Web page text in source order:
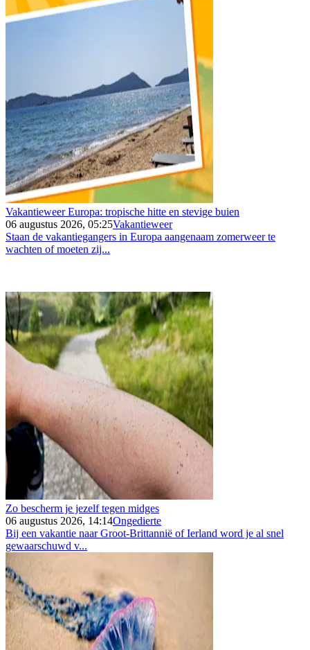
Vakantieweer Europa: tropische hitte en stevige buien
06 augustus 2026, 05:25Vakantieweer
Staan de vakantiegangers in Europa aangenaam zomerweer te
wachten of moeten zij...
Zo bescherm je jezelf tegen midges
06 augustus 2026, 14:14Ongedierte
Bij een vakantie naar Groot-Brittannië of Ierland word je al snel
gewaarschuwd v...